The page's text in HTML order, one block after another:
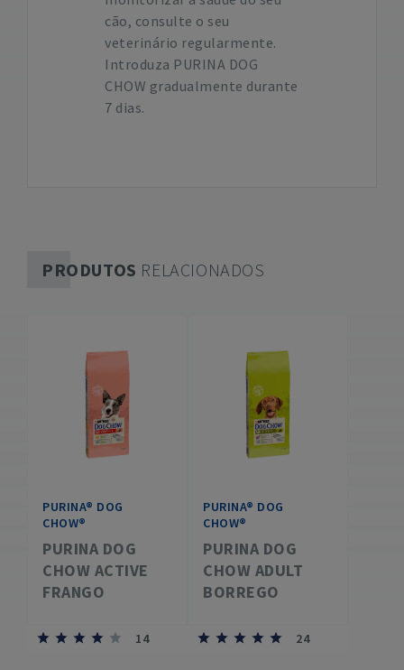
cão, consulte o seu
veterinário regularmente.
Introduza PURINA DOG
CHOW gradualmente durante
7 dias.
PRODUTOS RELACIONADOS
PURINA® DOG
CHOW®
PURINA DOG
CHOW ACTIVE
FRANGO
14
PURINA® DOG
CHOW®
PURINA DOG
CHOW ADULT
BORREGO
24